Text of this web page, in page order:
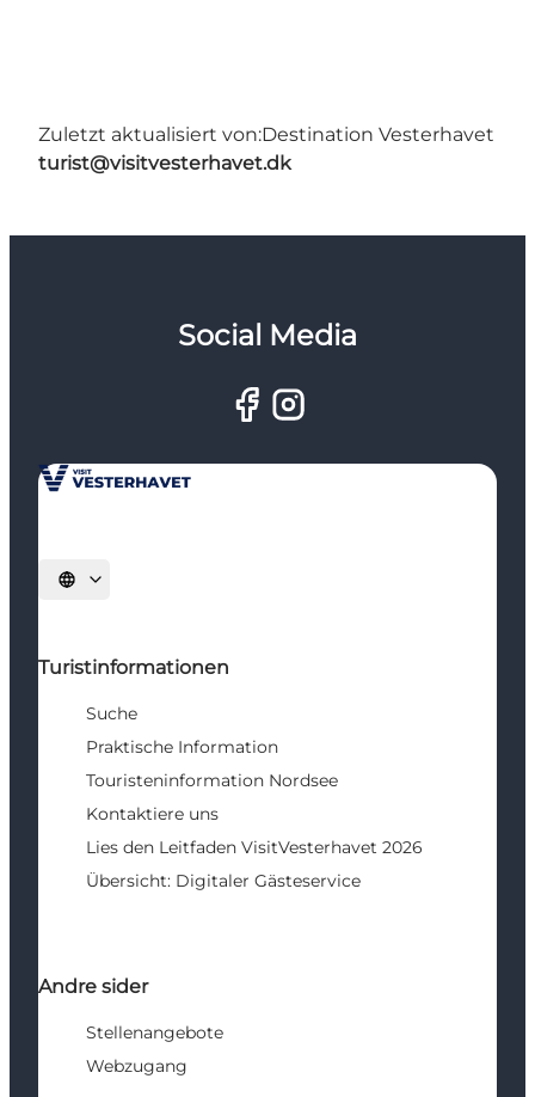
Zuletzt aktualisiert von:Destination Vesterhavet
turist@visitvesterhavet.dk
Social Media
Sprache auswählen
Turistinformationen
Suche
Praktische Information
Touristeninformation Nordsee
Kontaktiere uns
Lies den Leitfaden VisitVesterhavet 2026
Übersicht: Digitaler Gästeservice
Andre sider
Stellenangebote
Webzugang